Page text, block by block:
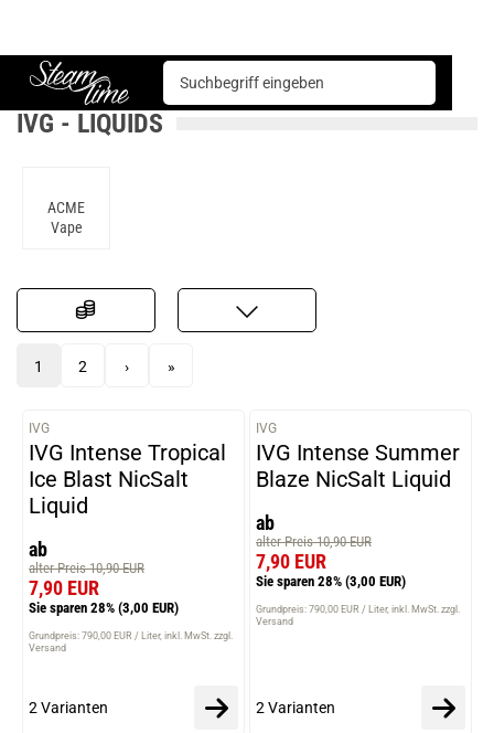
Steam time
Liquids
IVG - LIQUIDS
ACME
Vape
1 2 › »
VARIANTEN
IVG
IVG Intense Tropical
Ice Blast NicSalt
Liquid
ab
alter Preis 10,90 EUR
7,90 EUR
Sie sparen 28% (3,00 EUR)
Grundpreis: 790,00 EUR / Liter inkl. MwSt. zzgl.
Versand
2 Varianten
IVG
IVG Intense Summer
Blaze NicSalt Liquid
ab
alter Preis 10,90 EUR
7,90 EUR
Sie sparen 28% (3,00 EUR)
Grundpreis: 790,00 EUR / Liter inkl. MwSt. zzgl.
Versand
2 Varianten